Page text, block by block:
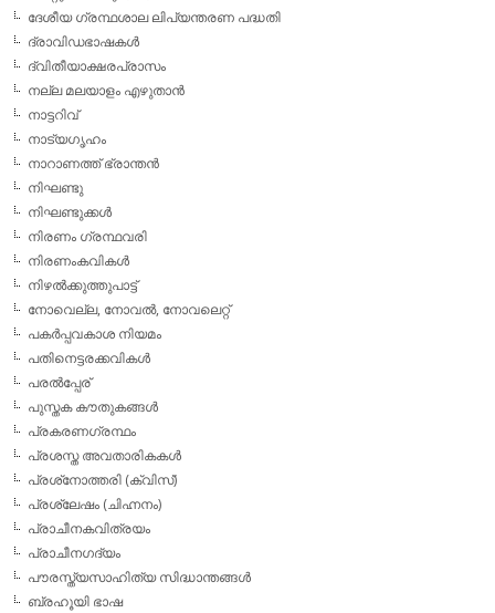
ദേശീയ ഗ്രന്ഥശാല ലിപ്യന്തരണ പദ്ധതി
ദ്രാവിഡഭാഷകള്‍
ദ്വിതീയാക്ഷരപ്രാസം
നല്ല മലയാളം എഴുതാന്‍
നാട്ടറിവ്
നാട്യഗൃഹം
നാറാണത്ത് ഭ്രാന്തന്‍
നിഘണ്ടു
നിഘണ്ടുക്കള്‍
നിരണം ഗ്രന്ഥവരി
നിരണംകവികള്‍
നിഴല്‍ക്കുത്തുപാട്ട്
നോവെല്ല, നോവല്‍, നോവലെറ്റ്
പകര്‍പ്പവകാശ നിയമം
പതിനെട്ടരക്കവികള്‍
പരല്‍പ്പേര്
പുസ്തക കൗതുകങ്ങള്‍
പ്രകരണഗ്രന്ഥം
പ്രശസ്ത അവതാരികകള്‍
പ്രശ്‌നോത്തരി (ക്വിസ്)
പ്രശ്ലേഷം (ചിഹ്നനം)
പ്രാചീനകവിത്രയം
പ്രാചീനഗദ്യം
പൗരസ്ത്യസാഹിത്യ സിദ്ധാന്തങ്ങള്‍
ബ്രഹൂയി ഭാഷ